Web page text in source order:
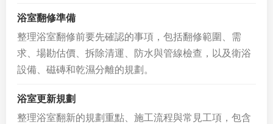
浴室翻修準備
整理浴室翻修前要先確認的事項，包括翻修範圍、需
求、場勘估價、拆除清運、防水與管線檢查，以及衛浴
設備、磁磚和乾濕分離的規劃。
浴室更新規劃
整理浴室翻新的規劃重點、施工流程與常見工項，包含